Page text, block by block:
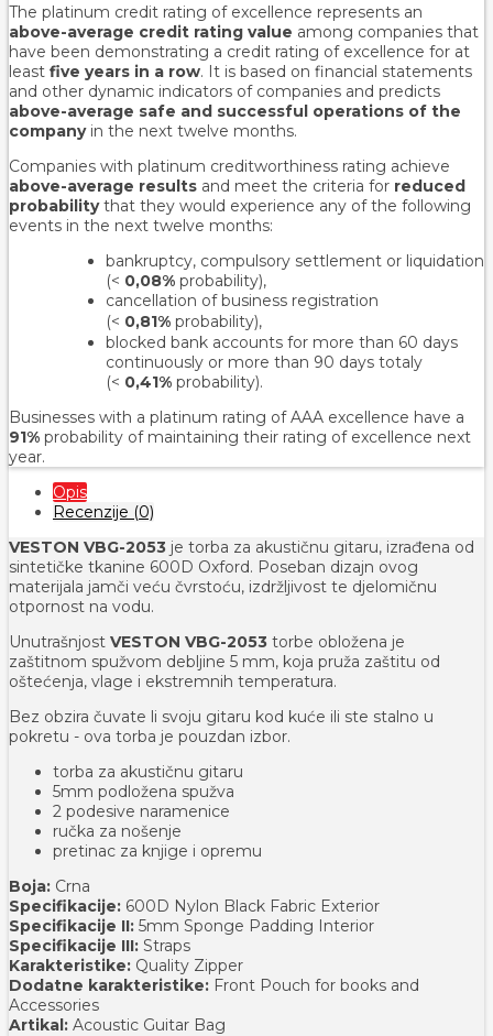
The platinum credit rating of excellence represents an
above-average credit rating value among companies that
have been demonstrating a credit rating of excellence for at
least five years in a row. It is based on financial statements
and other dynamic indicators of companies and predicts
above-average safe and successful operations of the
companyin the next twelve months.
Companies with platinum creditworthiness rating achieve
above-average results and meet the criteria for reduced
probabilitythat they would experience any of the following
events in the next twelve months:
bankruptcy, compulsory settlement or liquidation
(< 0,08% probability),
cancellation of business registration
(< 0,81% probability),
blocked bank accounts for more than 60 days
continuously or more than 90 days totaly
(< 0,41% probability).
Businesses with a platinum rating of AAA excellence have a
91% probability of maintaining their rating of excellence next
year.
Opis
Recenzije (0)
VESTON VBG-2053 je torba za akustičnu gitaru, izrađena od
sintetičke tkanine 600D Oxford. Poseban dizajn ovog
materijala jamči veću čvrstoću, izdržljivost te djelomičnu
otpornost na vodu.
Unutrašnjost VESTON VBG-2053 torbe obložena je
zaštitnom spužvom debljine 5 mm, koja pruža zaštitu od
oštećenja, vlage i ekstremnih temperatura.
Bez obzira čuvate li svoju gitaru kod kuće ili ste stalno u
pokretu - ova torba je pouzdan izbor.
torba za akustičnu gitaru
5mm podložena spužva
2 podesive naramenice
ručka za nošenje
pretinac za knjige i opremu
Boja: Crna
Specifikacije: 600D Nylon Black Fabric Exterior
Specifikacije II: 5mm Sponge Padding Interior
Specifikacije III: Straps
Karakteristike: Quality Zipper
Dodatne karakteristike: Front Pouch for books and
Accessories
Artikal: Acoustic Guitar Bag